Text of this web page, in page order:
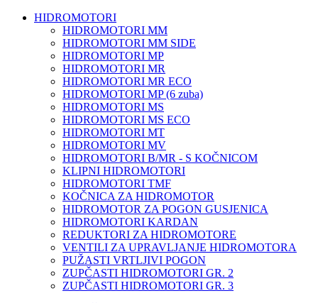
HIDROMOTORI
HIDROMOTORI MM
HIDROMOTORI MM SIDE
HIDROMOTORI MP
HIDROMOTORI MR
HIDROMOTORI MR ECO
HIDROMOTORI MP (6 zuba)
HIDROMOTORI MS
HIDROMOTORI MS ECO
HIDROMOTORI MT
HIDROMOTORI MV
HIDROMOTORI B/MR - S KOČNICOM
KLIPNI HIDROMOTORI
HIDROMOTORI TMF
KOČNICA ZA HIDROMOTOR
HIDROMOTOR ZA POGON GUSJENICA
HIDROMOTORI KARDAN
REDUKTORI ZA HIDROMOTORE
VENTILI ZA UPRAVLJANJE HIDROMOTORA
PUŽASTI VRTLJIVI POGON
ZUPČASTI HIDROMOTORI GR. 2
ZUPČASTI HIDROMOTORI GR. 3